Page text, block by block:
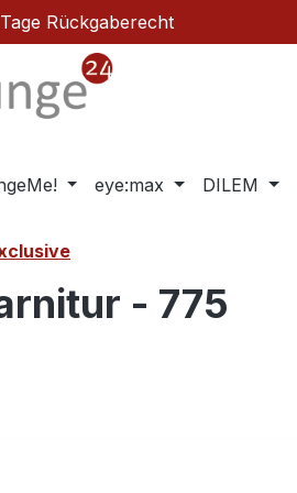
Rückgaberecht
eye:max DILEM
- 775